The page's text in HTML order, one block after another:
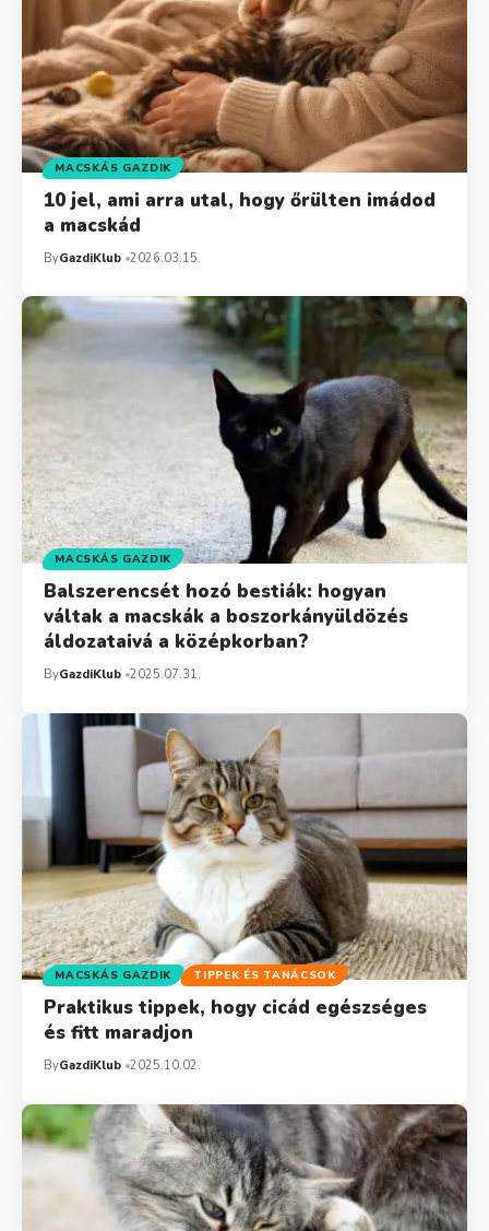
MACSKÁS GAZDIK
10 jel, ami arra utal, hogy őrülten imádod
a macskád
ByGazdiKlub 2026.03.15.
MACSKÁS GAZDIK
Balszerencsét hozó bestiák: hogyan
váltak a macskák a boszorkányüldözés
áldozataivá a középkorban?
ByGazdiKlub 2025.07.31.
MACSKÁS GAZDIK TIPPEK ÉS TANÁCSOK
Praktikus tippek, hogy cicád egészséges
és fitt maradjon
ByGazdiKlub 2025.10.02.